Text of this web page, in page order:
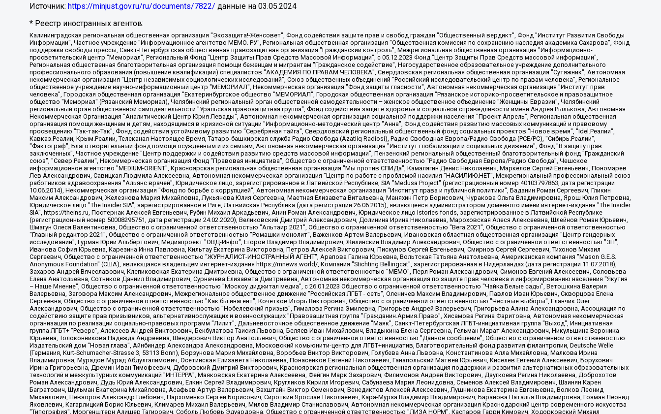
Источник: https://minjust.gov.ru/ru/documents/7822/ данные на 03.05.2024
* Реестр иностранных агентов:
Калининградская региональная общественная организация "Экозащита!-Женсовет", Фонд содействия защите прав и свобод граждан "Общественный вердикт", Фонд "Институт Развития Свободы Информации", Частное учреждение "Информационное агентство МЕМО. РУ", Региональная общественная организация "Общественная комиссия по сохранению наследия академика Сахарова", Фонд поддержки свободы прессы, Санкт-Петербургская общественная правозащитная организация "Гражданский контроль", Межрегиональная общественная организация "Информационно-просветительский центр "Мемориал", Региональный Фонд "Центр Защиты Прав Средств Массовой Информации", с 05.12.2023 Фонд "Центр Защиты Прав Средств массовой информации", Региональная общественная благотворительная организация помощи беженцам и мигрантам "Гражданское содействие", Негосударственное образовательное учреждение дополнительного профессионального образования (повышение квалификации) специалистов "АКАДЕМИЯ ПО ПРАВАМ ЧЕЛОВЕКА", Свердловская региональная общественная организация "Сутяжник", Автономная некоммерческая организация "Центр независимых социологических исследований", Союз общественных объединений "Российский исследовательский центр по правам человека", Региональное общественное учреждение научно-информационный центр "МЕМОРИАЛ", Некоммерческая организация "Фонд защиты гласности", Автономная некоммерческая организация "Институт прав человека", Городская общественная организация "Екатеринбургское общество "МЕМОРИАЛ", Городская общественная организация "Рязанское историко-просветительское и правозащитное общество "Мемориал" (Рязанский Мемориал), Челябинский региональный орган общественной самодеятельности – женское общественное объединение "Женщины Евразии", Челябинский региональный орган общественной самодеятельности "Уральская правозащитная группа", Фонд содействия защите здоровья и социальной справедливости имени Андрея Рылькова, Автономная Некоммерческая Организация "Аналитический Центр Юрия Левады", Автономная некоммерческая организация социальной поддержки населения "Проект Апрель", Региональная общественная организация помощи женщинам и детям, находящимся в кризисной ситуации "Информационно-методический центр "Анна", Фонд содействия развитию массовых коммуникаций и правовому просвещению "Так-так-Так", Фонд содействия устойчивому развитию "Серебряная тайга", Свердловский региональный общественный фонд социальных проектов "Новое время", "Idel.Реалии", Кавказ.Реалии, Крым.Реалии, Телеканал Настоящее Время, Татаро-башкирская служба Радио Свобода (Azatliq Radiosi), Радио Свободная Европа/Радио Свобода (PCE/PC), "Сибирь.Реалии", "Фактограф", Благотворительный фонд помощи осужденным и их семьям, Автономная некоммерческая организация "Институт глобализации и социальных движений", Фонд "В защиту прав заключенных", Частное учреждение "Центр поддержки и содействия развитию средств массовой информации", Пензенский региональный общественный благотворительный фонд "Гражданский союз", "Север.Реалии", Некоммерческая организация Фонд "Правовая инициатива", Общество с ограниченной ответственностью "Радио Свободная Европа/Радио Свобода", Чешское информационное агентство "MEDIUM-ORIENT", Красноярская региональная общественная организация "Мы против СПИДа", Камалягин Денис Николаевич, Маркелов Сергей Евгеньевич, Пономарев Лев Александрович, Савицкая Людмила Алексеевна, Автономная некоммерческая организация "Центр по работе с проблемой насилия "НАСИЛИЮ.НЕТ", Межрегиональный профессиональный союз работников здравоохранения "Альянс врачей", Юридическое лицо, зарегистрированное в Латвийской Республике, SIA "Medusa Project" (регистрационный номер 40103797863, дата регистрации 10.06.2014), Некоммерческая организация "Фонд по борьбе с коррупцией", Автономная некоммерческая организация "Институт права и публичной политики", Баданин Роман Сергеевич, Гликин Максим Александрович, Железнова Мария Михайловна, Лукьянова Юлия Сергеевна, Маетная Елизавета Витальевна, Маняхин Петр Борисович, Чуракова Ольга Владимировна, Ярош Юлия Петровна, Юридическое лицо "The Insider SIA", зарегистрированное в Риге, Латвийская Республика (дата регистрации 26.06.2015), являющееся администратором доменного имени интернет-издания "The Insider SIA", https://theins.ru, Постернак Алексей Евгеньевич, Рубин Михаил Аркадьевич, Анин Роман Александрович, Юридическое лицо Istories fonds, зарегистрированное в Латвийской Республике (регистрационный номер 50008295751, дата регистрации 24.02.2020), Великовский Дмитрий Александрович, Долинина Ирина Николаевна, Мароховская Алеся Алексеевна, Шлейнов Роман Юрьевич, Шмагун Олеся Валентиновна, Общество с ограниченной ответственностью "Альтаир 2021", Общество с ограниченной ответственностью "Вега 2021", Общество с ограниченной ответственностью "Главный редактор 2021", Общество с ограниченной ответственностью "Ромашки монолит", Важенков Артем Валерьевич, Ивановская областная общественная организация "Центр гендерных исследований", Гурман Юрий Альбертович, Медиапроект "ОВД-Инфо", Егоров Владимир Владимирович, Жилинский Владимир Александрович, Общество с ограниченной ответственностью "ЗП", Иванова София Юрьевна, Карезина Инна Павловна, Кильтау Екатерина Викторовна, Петров Алексей Викторович, Пискунов Сергей Евгеньевич, Смирнов Сергей Сергеевич, Тихонов Михаил Сергеевич, Общество с ограниченной ответственностью "ЖУРНАЛИСТ-ИНОСТРАННЫЙ АГЕНТ", Арапова Галина Юрьевна, Вольтская Татьяна Анатольевна, Американская компания "Mason G.E.S. Anonymous Foundation" (США), являющаяся владельцем интернет-издания https://mnews.world/, Компания "Stichting Bellingcat", зарегистрированная в Нидерландах (дата регистрации 11.07.2018), Захаров Андрей Вячеславович, Клепиковская Екатерина Дмитриевна, Общество с ограниченной ответственностью "МЕМО", Перл Роман Александрович, Симонов Евгений Алексеевич, Соловьева Елена Анатольевна, Сотников Даниил Владимирович, Сурначева Елизавета Дмитриевна, Автономная некоммерческая организация по защите прав человека и информированию населения "Якутия – Наше Мнение", Общество с ограниченной ответственностью "Москоу диджитал медиа", с 26.01.2023 Общество с ограниченной ответственностью "Чайка Белые сады", Ветошкина Валерия Валерьевна, Заговора Максим Александрович, Межрегиональное общественное движение "Российская ЛГБТ - сеть", Оленичев Максим Владимирович, Павлов Иван Юрьевич, Скворцова Елена Сергеевна, Общество с ограниченной ответственностью "Как бы инагент", Кочетков Игорь Викторович, Общество с ограниченной ответственностью "Честные выборы", Еланчик Олег Александрович, Общество с ограниченной ответственностью "Нобелевский призыв", Гималова Регина Эмилевна, Григорьев Андрей Валерьевич, Григорьева Алина Александровна, Ассоциация по содействию защите прав призывников, альтернативнослужащих и военнослужащих "Правозащитная группа "Гражданин.Армия.Право", Хисамова Регина Фаритовна, Автономная некоммерческая организация по реализации социально-правовых программ "Лилит", Дальневосточное общественное движение "Маяк", Санкт-Петербургская ЛГБТ-инициативная группа "Выход", Инициативная группа ЛГБТ+ "Реверс", Алексеев Андрей Викторович, Бекбулатова Таисия Львовна, Беляев Иван Михайлович, Владыкина Елена Сергеевна, Гельман Марат Александрович, Никульшина Вероника Юрьевна, Толоконникова Надежда Андреевна, Шендерович Виктор Анатольевич, Общество с ограниченной ответственностью "Данное сообщение", Общество с ограниченной ответственностью Издательский дом "Новая глава", Айнбиндер Александра Александровна, Московский комьюнити-центр для ЛГБТ+инициатив, Благотворительный фонд развития филантропии, Deutsche Welle (Германия, Kurt-Schumacher-Strasse 3, 53113 Bonn), Борзунова Мария Михайловна, Воробьев Виктор Викторович, Голубева Анна Львовна, Константинова Алла Михайловна, Малкова Ирина Владимировна, Мурадов Мурад Абдулгалимович, Осетинская Елизавета Николаевна, Понасенков Евгений Николаевич, Ганапольский Матвей Юрьевич, Киселев Евгений Алексеевич, Борухович Ирина Григорьевна, Дремин Иван Тимофеевич, Дубровский Дмитрий Викторович, Красноярская региональная общественная организация поддержки и развития альтернативных образовательных технологий и межкультурных коммуникаций "ИНТЕРРА", Маяковская Екатерина Алексеевна, Фейгин Марк Захарович, Филимонов Андрей Викторович, Дзугкоева Регина Николаевна, Доброхотов Роман Александрович, Дудь Юрий Александрович, Елкин Сергей Владимирович, Кругликов Кирилл Игоревич, Сабунаева Мария Леонидовна, Семенов Алексей Владимирович, Шаинян Карен Багратович, Шульман Екатерина Михайловна, Асафьев Артур Валерьевич, Вахштайн Виктор Семенович, Венедиктов Алексей Алексеевич, Лушникова Екатерина Евгеньевна, Волков Леонид Михайлович, Невзоров Александр Глебович, Пархоменко Сергей Борисович, Сироткин Ярослав Николаевич, Кара-Мурза Владимир Владимирович, Баранова Наталья Владимировна, Гозман Леонид Яковлевич, Кагарлицкий Борис Юльевич, Климарев Михаил Валерьевич, Милов Владимир Станиславович, Автономная некоммерческая организация Краснодарский центр современного искусства "Типография", Моргенштерн Алишер Тагирович, Соболь Любовь Эдуардовна, Общество с ограниченной ответственностью "ЛИЗА НОРМ", Каспаров Гарри Кимович, Ходорковский Михаил Борисович, Общество с ограниченной ответственностью "Апрельские тезисы", Данилович Ирина Брониславовна, Кашин Олег Владимирович, Петров Николай Владимирович, Пивоваров Алексей Владимирович, Соколов Михаил Владимирович, Цветкова Юлия Владимировна, Чичваркин Евгений Александрович, Комитет против пыток/Команда против пыток, Общество с ограниченной ответственностью "Первый научный", Общество с ограниченной ответственностью "Вертолет и ко", Белоцерковская Вероника Борисовна, Кац Максим Евгеньевич, Лазарева Татьяна Юрьевна, Шаведдинов Руслан Табризович, Яшин Илья Валерьевич, Общество с ограниченной ответственностью "Иноагент ААВ", Алешковский Дмитрий Петрович, Альбац Евгения Марковна, Быков Дмитрий Львович, Галямина Юлия Евгеньевна, Лойко Сергей Леонидович, Мартынов Кирилл Константинович, Медведев Сергей Александрович, Крашенинников Федор Геннадиевич, Гордеева Катерина Вл